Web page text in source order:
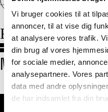
Vi bruger cookies til at
annoncer, til at vise dig
at analysere vores trafik.
din brug af vores
for sociale medier,
analysepartnere. Vores
data med andre
de har indsamlet fra din
FORRIGE OPLEVELSE
NÆSTE OPLEVELSE
Tilmeld